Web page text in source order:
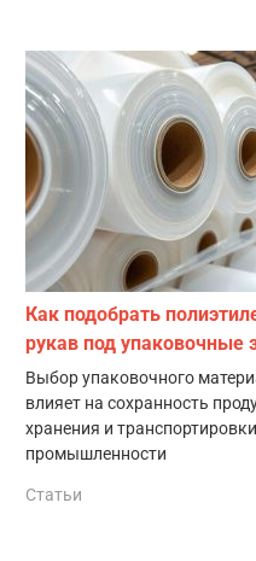
Как подобрать
рукав под упаковочные
Выбор упаковочного
влияет на сохранность
хранения и
промышленности
Статьи